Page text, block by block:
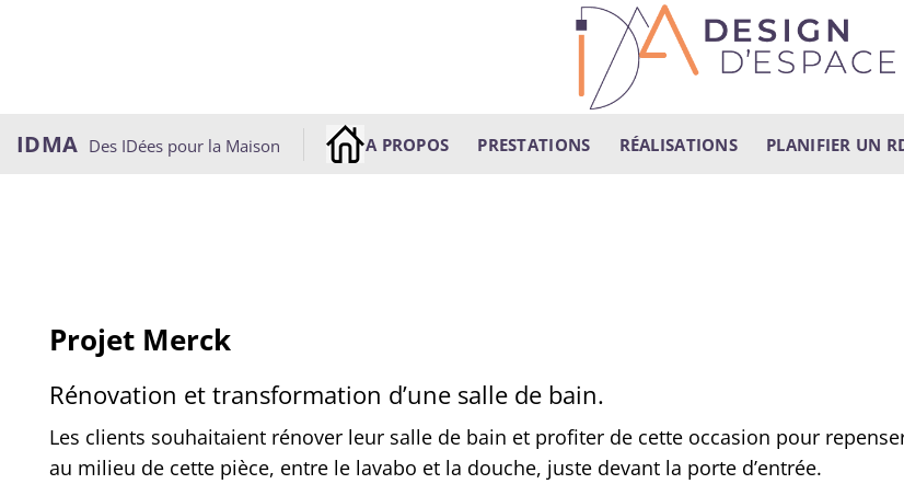
IDMA Des IDées pour la Maison A PROPOS PRESTATIONS RÉALISATIONS PLANIFIER UN
Projet Merck
Rénovation et transformation d’une salle de bain.
Les clients souhaitaient rénover leur salle de bain et profiter de cette occasion pour
au milieu de cette pièce, entre le lavabo et la douche, juste devant la porte d’entrée.